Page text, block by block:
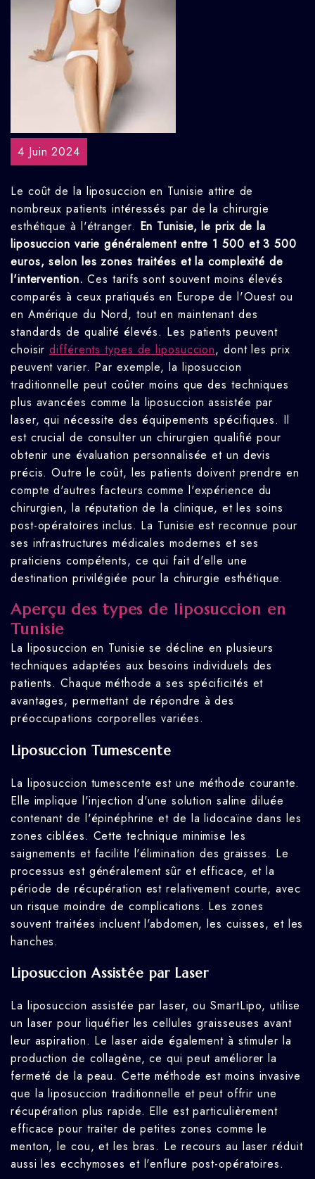
4 Juin 2024
Le coût de la liposuccion en Tunisie attire de
nombreux patients intéressés par de la chirurgie
esthétique à l'étranger. En Tunisie, le prix de la
liposuccion varie généralement entre 1 500 et 3 500
euros, selon les zones traitées et la complexité de
l'intervention. Ces tarifs sont souvent moins élevés
comparés à ceux pratiqués en Europe de l'Ouest ou
en Amérique du Nord, tout en maintenant des
standards de qualité élevés. Les patients peuvent
choisirdifférents types de liposuccion, dont les prix
peuvent varier. Par exemple, la liposuccion
traditionnelle peut coûter moins que des techniques
plus avancées comme la liposuccion assistée par
laser, qui nécessite des équipements spécifiques. Il
est crucial de consulter un chirurgien qualifié pour
obtenir une évaluation personnalisée et un devis
précis. Outre le coût, les patients doivent prendre en
compte d'autres facteurs comme l'expérience du
chirurgien, la réputation de la clinique, et les soins
post-opératoires inclus. La Tunisie est reconnue pour
ses infrastructures médicales modernes et ses
praticiens compétents, ce qui fait d'elle une
destination privilégiée pour la chirurgie esthétique.
Aperçu des types de liposuccion en
Tunisie
La liposuccion en Tunisie se décline en plusieurs
techniques adaptées aux besoins individuels des
patients. Chaque méthode a ses spécificités et
avantages, permettant de répondre à des
préoccupations corporelles variées.
Liposuccion Tumescente
La liposuccion tumescente est une méthode courante.
Elle implique l'injection d'une solution saline diluée
contenant de l'épinéphrine et de la lidocaïne dans les
zones ciblées. Cette technique minimise les
saignements et facilite l'élimination des graisses. Le
processus est généralement sûr et efficace, et la
période de récupération est relativement courte, avec
un risque moindre de complications. Les zones
souvent traitées incluent l'abdomen, les cuisses, et les
hanches.
Liposuccion Assistée par Laser
La liposuccion assistée par laser, ou SmartLipo, utilise
un laser pour liquéfier les cellules graisseuses avant
leur aspiration. Le laser aide également à stimuler la
production de collagène, ce qui peut améliorer la
fermeté de la peau. Cette méthode est moins invasive
que la liposuccion traditionnelle et peut offrir une
récupération plus rapide. Elle est particulièrement
efficace pour traiter de petites zones comme le
menton, le cou, et les bras. Le recours au laser réduit
aussi les ecchymoses et l'enflure post-opératoires.